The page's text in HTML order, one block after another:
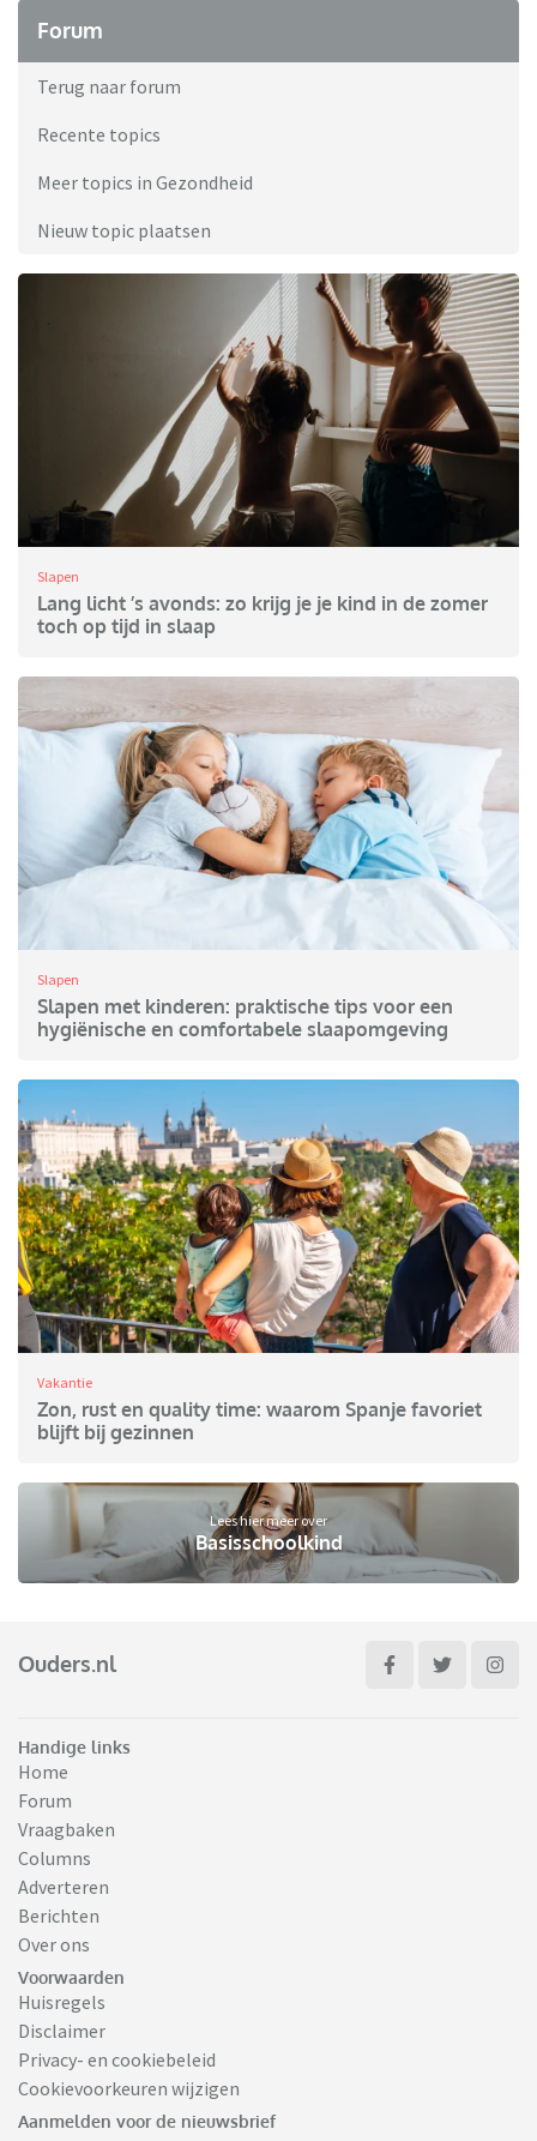
Forum
Terug naar forum
Recente topics
Meer topics in Gezondheid
Nieuw topic plaatsen
Slapen
Lang licht ’s avonds: zo krijg je je kind in de zomer
toch op tijd in slaap
Slapen
Slapen met kinderen: praktische tips voor een
hygiënische en comfortabele slaapomgeving
Vakantie
Zon, rust en quality time: waarom Spanje favoriet
blijft bij gezinnen
Lees hier meer over
Basisschoolkind
Ouders.nl
Handige links
Home
Forum
Vraagbaken
Columns
Adverteren
Berichten
Over ons
Voorwaarden
Huisregels
Disclaimer
Privacy- en cookiebeleid
Cookievoorkeuren wijzigen
Aanmelden voor de nieuwsbrief